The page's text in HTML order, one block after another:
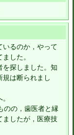
いるのか，やって
した。
を探しました。知
規は断られまし
のの，歯医者と縁
ましたが，医療技